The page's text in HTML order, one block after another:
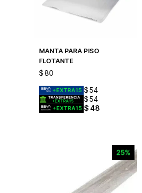
MANTA PARA PISO
FLOTANTE
$ 80
$ 54
$ 54
$ 48